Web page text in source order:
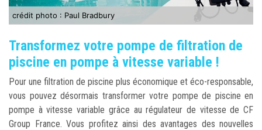
crédit photo : Paul Bradbury
Transformez votre pompe de filtration de
piscine en pompe à vitesse variable !
Pour une filtration de piscine plus économique et éco-responsable,
vous pouvez désormais transformer votre pompe de piscine en
pompe à vitesse variable grâce au régulateur de vitesse de CF
Group France. Vous profitez ainsi des avantages des nouvelles